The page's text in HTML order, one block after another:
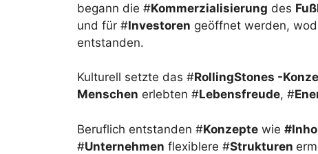
begann die #Kommerzialisierung des
und für #Investoren geöffnet werden,
entstanden.
Kulturell setzte das #RollingStones -
Menschen erlebten #Lebensfreude, #
Beruflich entstanden #Konzepte wie
#Unternehmen flexiblere #Strukturen